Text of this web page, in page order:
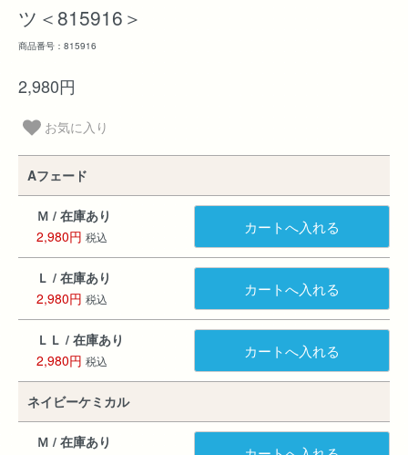
ツ＜815916＞
商品番号：815916
2,980円
お気に入り
Aフェード
Ｍ / 在庫あり
2,980円 税込
カートへ入れる
Ｌ / 在庫あり
2,980円 税込
カートへ入れる
ＬＬ / 在庫あり
2,980円 税込
カートへ入れる
ネイビーケミカル
Ｍ / 在庫あり